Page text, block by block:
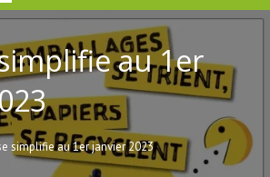
au 1er
simplifie au 1er janvier 2023